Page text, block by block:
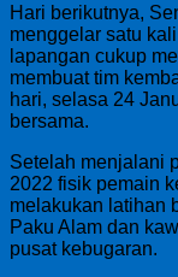
Hari berikutnya,
menggelar satu
lapangan cukup
membuat tim
hari, selasa 24
bersama.
Setelah menjalani
2022 fisik pemain
melakukan latihan
Paku Alam dan
pusat kebugaran.